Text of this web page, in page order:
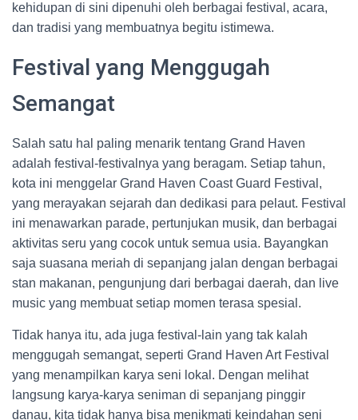
kehidupan di sini dipenuhi oleh berbagai festival, acara,
dan tradisi yang membuatnya begitu istimewa.
Festival yang Menggugah
Semangat
Salah satu hal paling menarik tentang Grand Haven
adalah festival-festivalnya yang beragam. Setiap tahun,
kota ini menggelar Grand Haven Coast Guard Festival,
yang merayakan sejarah dan dedikasi para pelaut. Festival
ini menawarkan parade, pertunjukan musik, dan berbagai
aktivitas seru yang cocok untuk semua usia. Bayangkan
saja suasana meriah di sepanjang jalan dengan berbagai
stan makanan, pengunjung dari berbagai daerah, dan live
music yang membuat setiap momen terasa spesial.
Tidak hanya itu, ada juga festival-lain yang tak kalah
menggugah semangat, seperti Grand Haven Art Festival
yang menampilkan karya seni lokal. Dengan melihat
langsung karya-karya seniman di sepanjang pinggir
danau, kita tidak hanya bisa menikmati keindahan seni